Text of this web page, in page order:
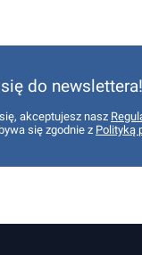
do newslettera!
akceptujesz nasz
się zgodnie z Polityką